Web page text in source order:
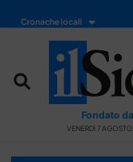
Cronache locali
Fondato
VENERDÌ 7